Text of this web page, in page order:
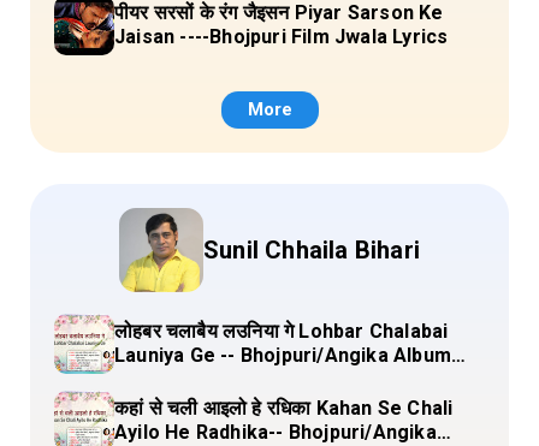
पीयर सरसों के रंग जैइसन Piyar Sarson Ke
Jaisan ----Bhojpuri Film Jwala Lyrics
More
Sunil Chhaila Bihari
लोहबर चलाबैय लउनिया गे Lohbar Chalabai
Launiya Ge -- Bhojpuri/Angika Album
Lyrics
कहां से चली आइलो हे रधिका Kahan Se Chali
Ayilo He Radhika-- Bhojpuri/Angika